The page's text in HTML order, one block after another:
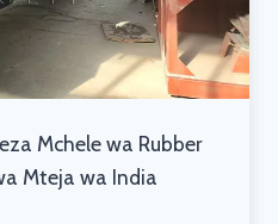
Mchele wa Rubber
Mteja wa India